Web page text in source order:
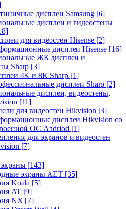
дисплеи Samsung [6]
дисплеи и видеостены
для видеостен Hisense [2]
дисплеи Hisense [16]
ЖК дисплеи и
Sharp [3]
4K и 8K Sharp [1]
дисплеи Sharp [2]
дисплеи, видеостены,
[11]
для видеостен Hikvision [3]
дисплеи Hikvision со
ОС Andriod [1]
для экранов и видеостен
[7]
[143]
экраны AET [35]
Koala [5]
AT [9]
NX [7]